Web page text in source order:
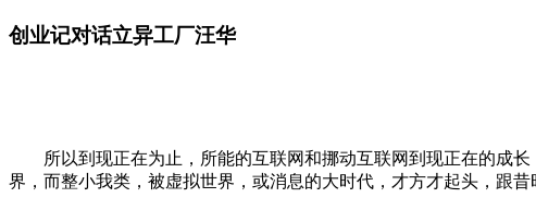
创业记对话立异工厂汪华
所以到现正在为止，所能的互联网和挪动互联网到现正在的成长
界，而整小我类，被虚拟世界，或消息的大时代，才方才起头，跟昔